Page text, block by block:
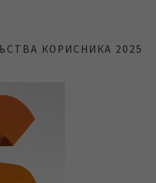
КОРИСНИКА 2025